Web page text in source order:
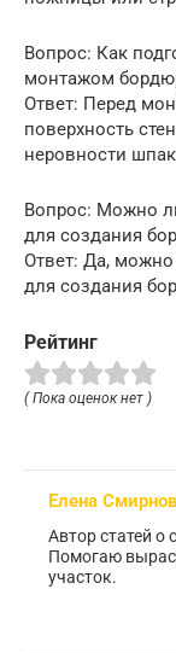
Вопрос: Как
монтажом
Ответ: Перед
поверхность
неровности
Вопрос: Можно
для создания
Ответ: Да,
для создания
Рейтинг
( Пока оценок нет )
Елена
Автор статей о
Помогаю
участок.